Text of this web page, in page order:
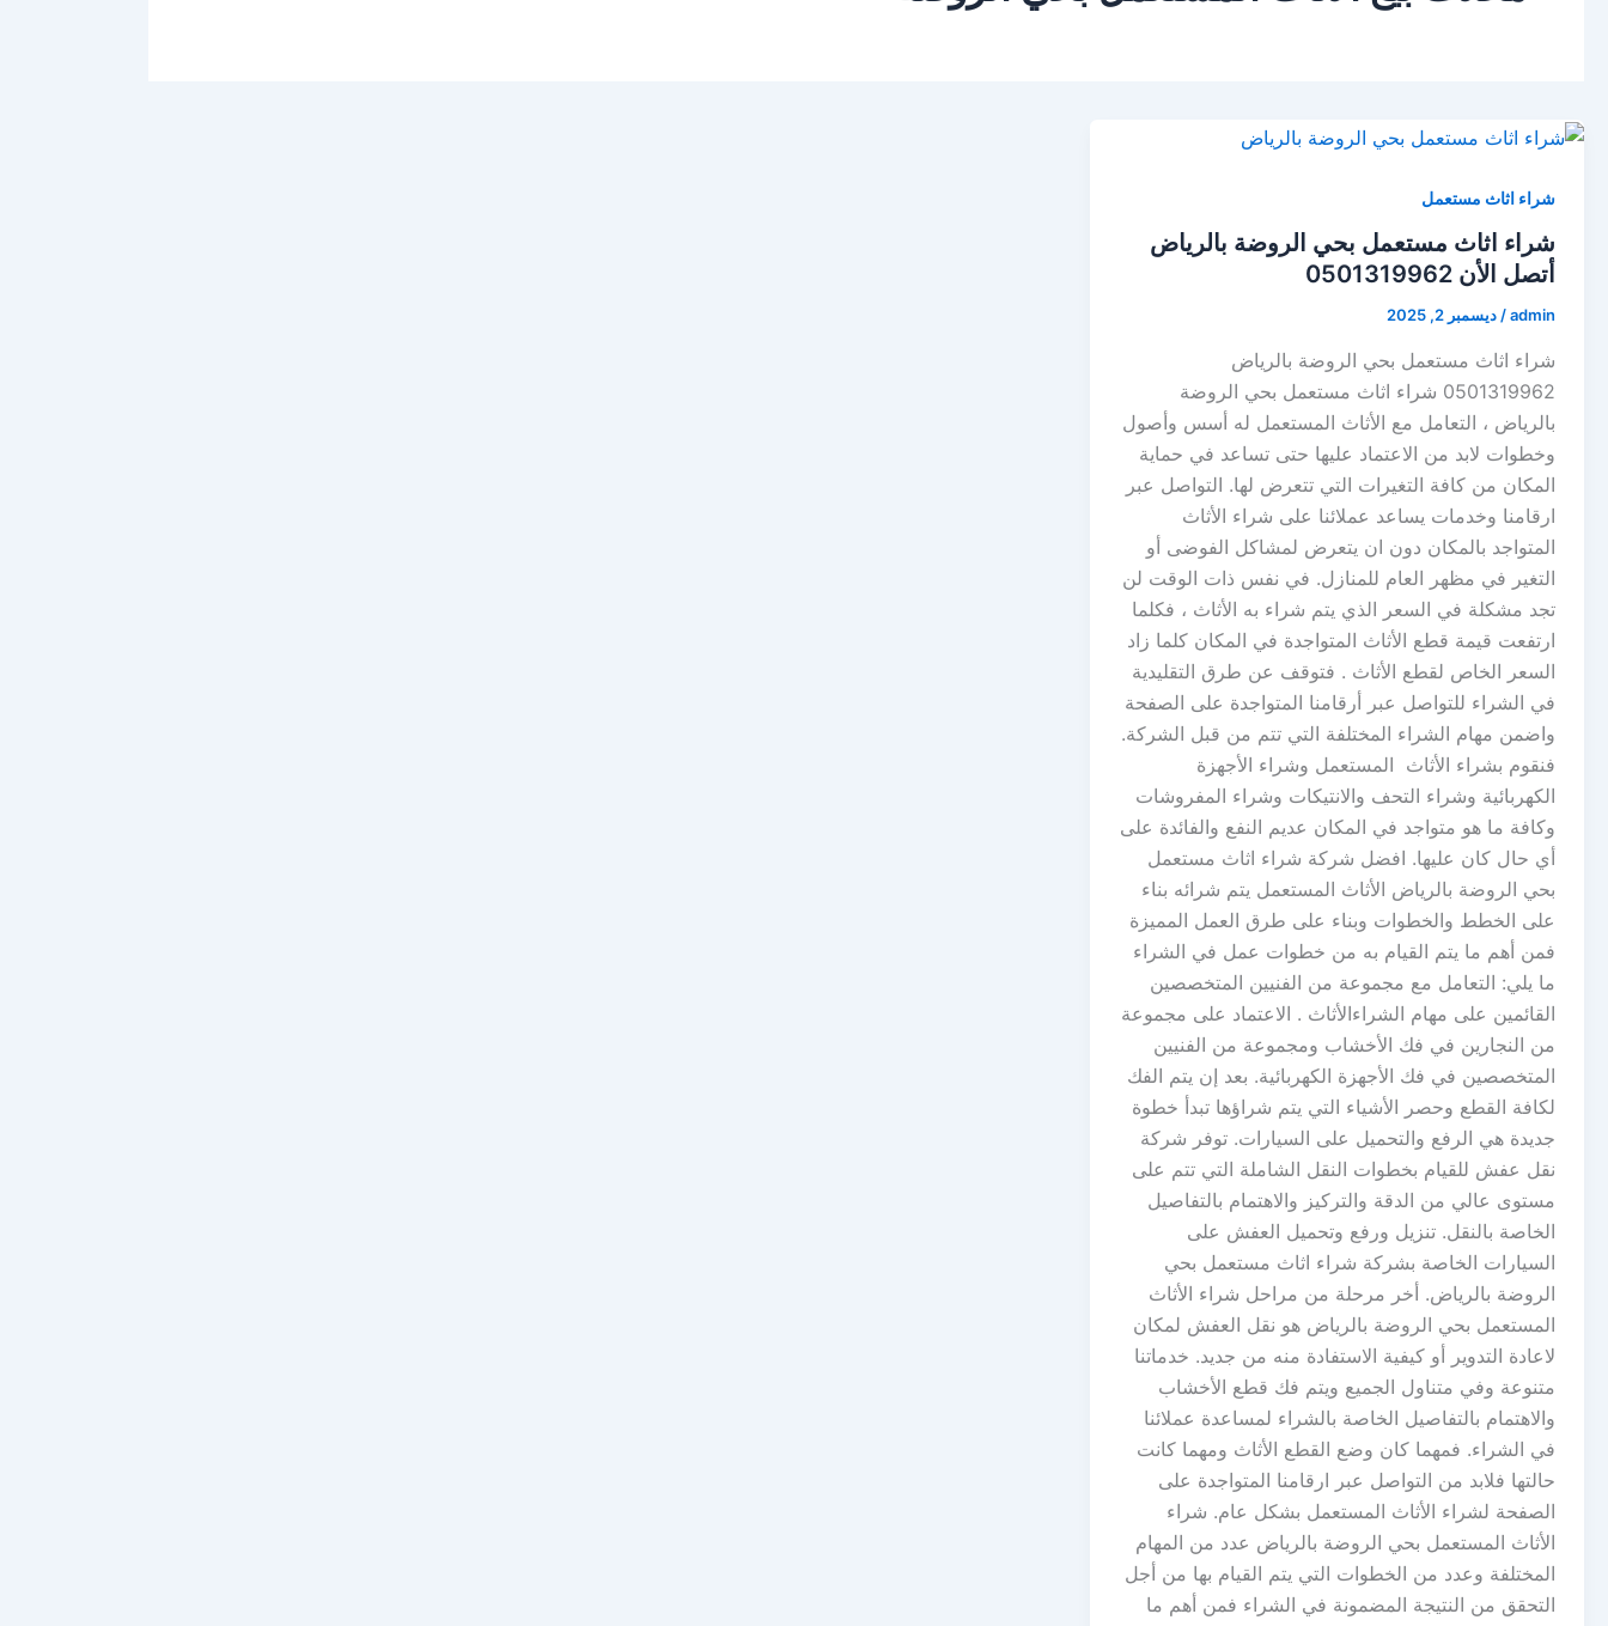
شراء اثاث مستعمل
شراء اثاث مستعمل بحي الروضة بالرياض
أتصل الأن 0501319962
admin
/ديسمبر 2, 2025
شراء اثاث مستعمل بحي الروضة بالرياض
0501319962 شراء اثاث مستعمل بحي الروضة
بالرياض ، التعامل مع الأثاث المستعمل له أسس وأصول
وخطوات لابد من الاعتماد عليها حتى تساعد في حماية
المكان من كافة التغيرات التي تتعرض لها. التواصل عبر
ارقامنا وخدمات يساعد عملائنا على شراء الأثاث
المتواجد بالمكان دون ان يتعرض لمشاكل الفوضى أو
التغير في مظهر العام للمنازل. في نفس ذات الوقت لن
تجد مشكلة في السعر الذي يتم شراء به الأثاث ، فكلما
ارتفعت قيمة قطع الأثاث المتواجدة في المكان كلما زاد
السعر الخاص لقطع الأثاث . فتوقف عن طرق التقليدية
في الشراء للتواصل عبر أرقامنا المتواجدة على الصفحة
واضمن مهام الشراء المختلفة التي تتم من قبل الشركة.
فنقوم بشراء الأثاث المستعمل وشراء الأجهزة
الكهربائية وشراء التحف والانتيكات وشراء المفروشات
وكافة ما هو متواجد في المكان عديم النفع والفائدة على
أي حال كان عليها. افضل شركة شراء اثاث مستعمل
بحي الروضة بالرياض الأثاث المستعمل يتم شرائه بناء
على الخطط والخطوات وبناء على طرق العمل المميزة
فمن أهم ما يتم القيام به من خطوات عمل في الشراء
ما يلي: التعامل مع مجموعة من الفنيين المتخصصين
القائمين على مهام الشراءالأثاث . الاعتماد على مجموعة
من النجارين في فك الأخشاب ومجموعة من الفنيين
المتخصصين في فك الأجهزة الكهربائية. بعد إن يتم الفك
لكافة القطع وحصر الأشياء التي يتم شراؤها تبدأ خطوة
جديدة هي الرفع والتحميل على السيارات. توفر شركة
نقل عفش للقيام بخطوات النقل الشاملة التي تتم على
مستوى عالي من الدقة والتركيز والاهتمام بالتفاصيل
الخاصة بالنقل. تنزيل ورفع وتحميل العفش على
السيارات الخاصة بشركة شراء اثاث مستعمل بحي
الروضة بالرياض. أخر مرحلة من مراحل شراء الأثاث
المستعمل بحي الروضة بالرياض هو نقل العفش لمكان
لاعادة التدوير أو كيفية الاستفادة منه من جديد. خدماتنا
متنوعة وفي متناول الجميع ويتم فك قطع الأخشاب
والاهتمام بالتفاصيل الخاصة بالشراء لمساعدة عملائنا
في الشراء. فمهما كان وضع القطع الأثاث ومهما كانت
حالتها فلابد من التواصل عبر ارقامنا المتواجدة على
الصفحة لشراء الأثاث المستعمل بشكل عام. شراء
الأثاث المستعمل بحي الروضة بالرياض عدد من المهام
المختلفة وعدد من الخطوات التي يتم القيام بها من أجل
التحقق من النتيجة المضمونة في الشراء فمن أهم ما